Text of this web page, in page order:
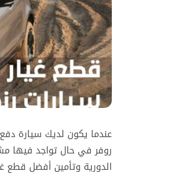
عندما يكون لديك سيارة دفع
روفر في حال تواجد فيها
الدورية وتأمين أفضل قطع